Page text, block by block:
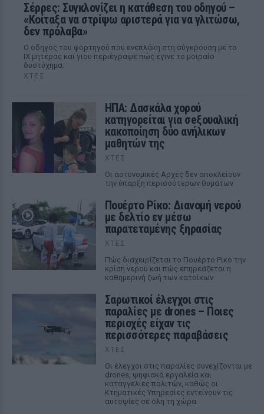
Σέρρες: Συγκλονίζει η κατάθεση του οδηγού –
«Κοίταξα να στρίψω αριστερά για να γλιτώσω,
δεν πρόλαβα»
Ο οδηγός του φορτηγού που ενεπλάκη στη σύγκρουση με το
ΙΧ μητέρας και γιου περιέγραψε πώς έγινε το μοιραίο
δυστύχημα.
ΧΤΕΣ
ΗΠΑ: Δασκάλα χορού
κατηγορείται για σeξουαλική
κακοποίηση δύο ανήλικων
μαθητών της
ΧΤΕΣ
Οι αστυνομικές Αρχές δεν αποκλείουν
την ύπαρξη περισσότερων θυμάτων
Πουέρτο Ρίκο: Διανομή νερού
με δελτίο εν μέσω
παρατεταμένης ξηρασίας
ΧΤΕΣ
Πώς διαχειρίζεται το Πουέρτο Ρίκο την
κρίση νερού και πώς επηρεάζεται η
καθημερινή ζωή των κατοίκων
Σαρωτικοί έλεγχοι στις
παραλίες με drones – Ποιες
περιοχές είχαν τις
περισσότερες παραβάσεις
ΧΤΕΣ
Οι έλεγχοι στις παραλίες συνεχίζονται με
drones, ψηφιακά εργαλεία και
καταγγελίες πολιτών, καθώς οι
Κτηματικές Υπηρεσίες εντείνουν τις
αυτοψίες σε όλη τη χώρα